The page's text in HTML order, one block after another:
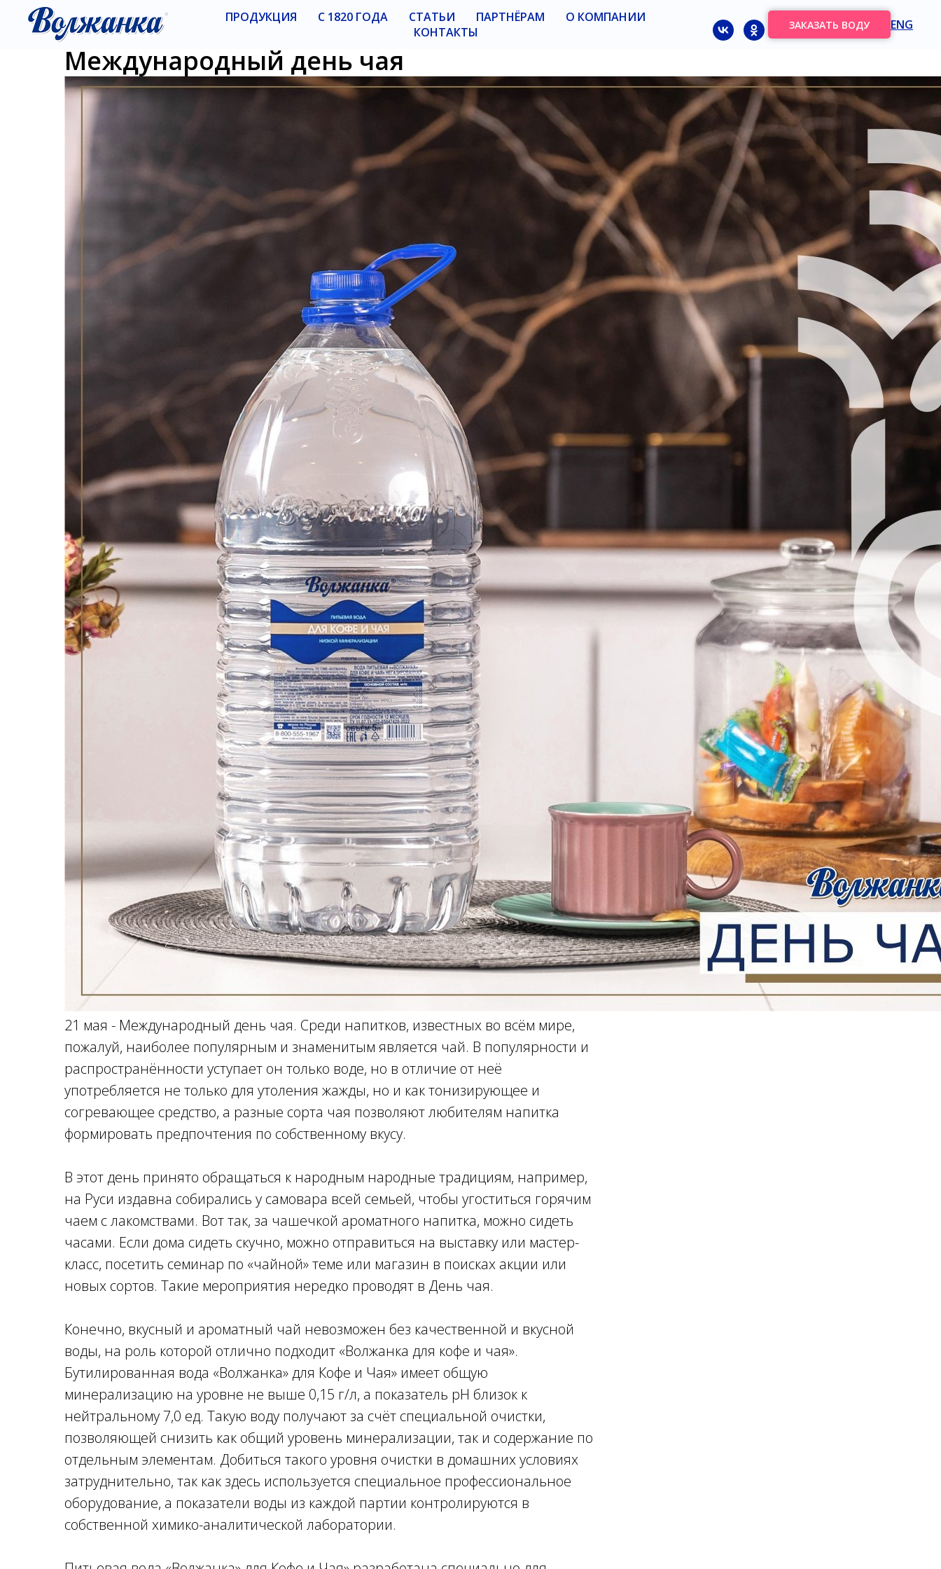
ПРОДУКЦИЯ С 1820 ГОДА СТАТЬИ ПАРТНЁРАМ
О КОМПАНИИ
КОНТАКТЫ
ЗАКАЗАТЬ ВОДУ ENG
Международный день чая
21 мая - Международный день чая. Среди напитков, известных во всём мире,
пожалуй, наиболее популярным и знаменитым является чай. В популярности и
распространённости уступает он только воде, но в отличие от неё
употребляется не только для утоления жажды, но и как тонизирующее и
согревающее средство, а разные сорта чая позволяют любителям напитка
формировать предпочтения по собственному вкусу.
В этот день принято обращаться к народным народные традициям, например,
на Руси издавна собирались у самовара всей семьей, чтобы угоститься горячим
чаем с лакомствами. Вот так, за чашечкой ароматного напитка, можно сидеть
часами. Если дома сидеть скучно, можно отправиться на выставку или мастер-
класс, посетить семинар по «чайной» теме или магазин в поисках акции или
новых сортов. Такие мероприятия нередко проводят в День чая.
Конечно, вкусный и ароматный чай невозможен без качественной и вкусной
воды, на роль которой отлично подходит «Волжанка для кофе и чая».
Бутилированная вода «Волжанка» для Кофе и Чая» имеет общую
минерализацию на уровне не выше 0,15 г/л, а показатель pH близок к
нейтральному 7,0 ед. Такую воду получают за счёт специальной очистки,
позволяющей снизить как общий уровень минерализации, так и содержание по
отдельным элементам. Добиться такого уровня очистки в домашних условиях
затруднительно, так как здесь используется специальное профессиональное
оборудование, а показатели воды из каждой партии контролируются в
собственной химико-аналитической лаборатории.